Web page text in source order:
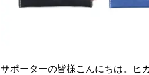
サポーターの皆様こんにちは。ヒ